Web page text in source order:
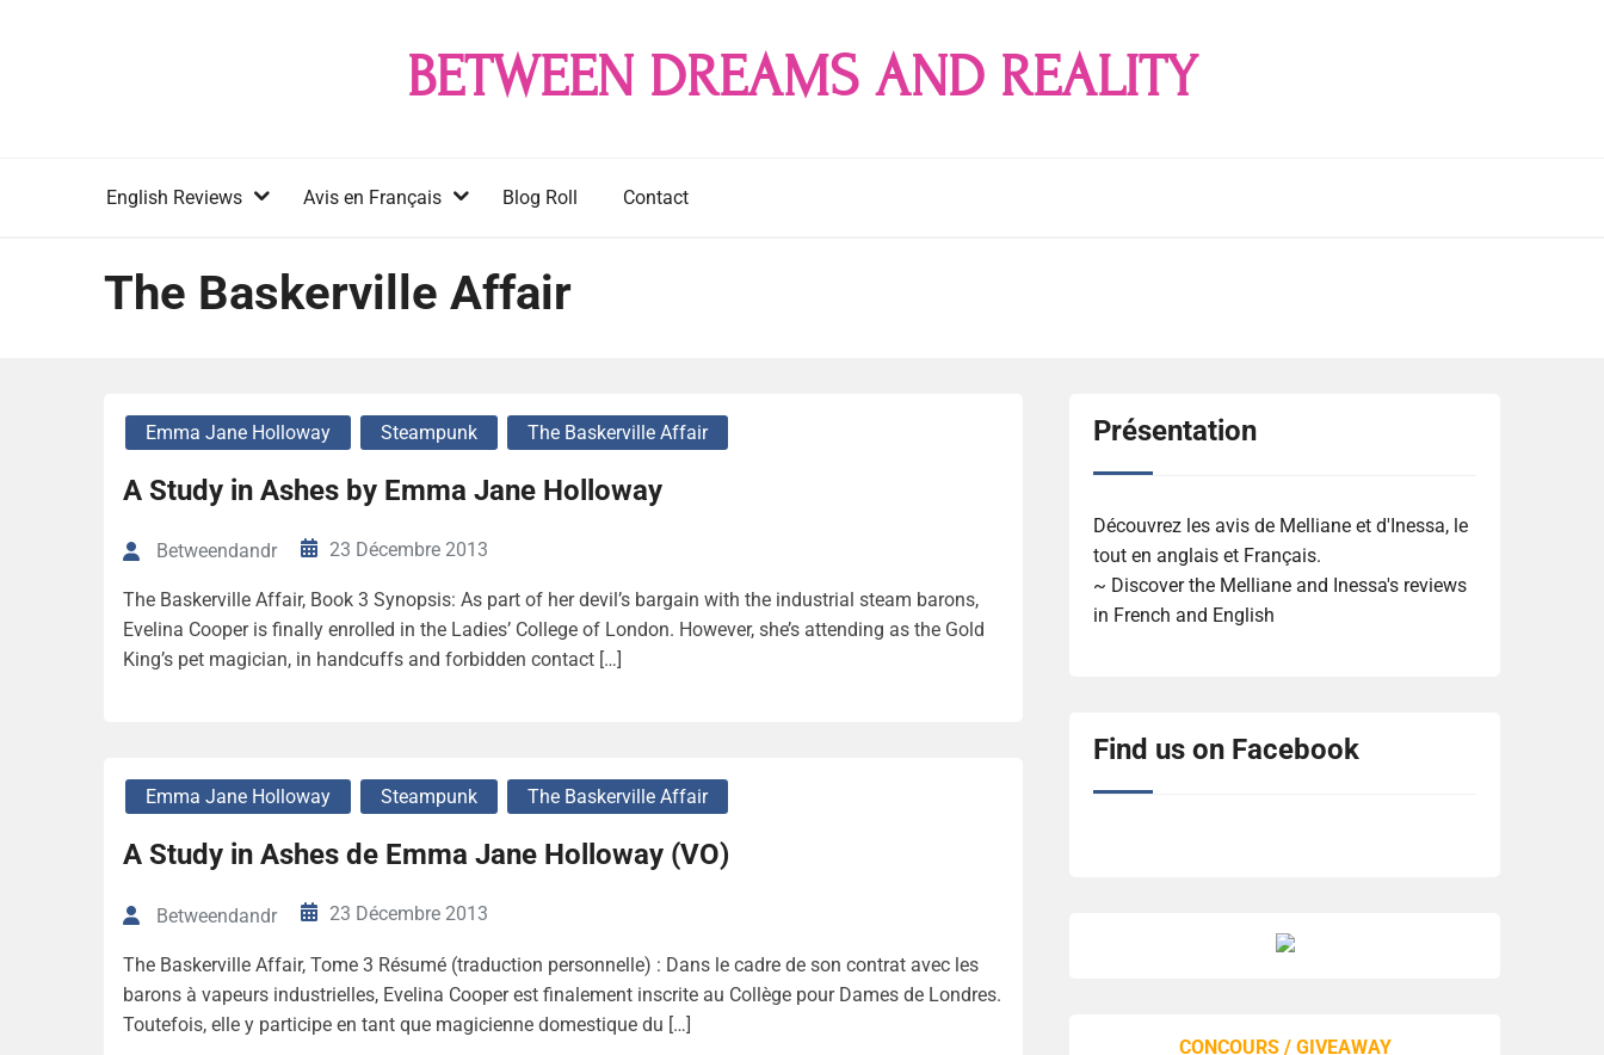
BETWEEN DREAMS AND REALITY
English Reviews Avis en Français Blog Roll Contact
The Baskerville Affair
Emma Jane Holloway Steampunk The Baskerville Affair
A Study in Ashes by Emma Jane Holloway
Betweendandr 23 Décembre 2013
The Baskerville Affair, Book 3 Synopsis: As part of her devil’s bargain with the industrial steam barons,
Evelina Cooper is finally enrolled in the Ladies’ College of London. However, she’s attending as the Gold
King’s pet magician, in handcuffs and forbidden contact […]
Emma Jane Holloway Steampunk The Baskerville Affair
A Study in Ashes de Emma Jane Holloway (VO)
Betweendandr 23 Décembre 2013
The Baskerville Affair, Tome 3 Résumé (traduction personnelle) : Dans le cadre de son contrat avec les
barons à vapeurs industrielles, Evelina Cooper est finalement inscrite au Collège pour Dames de Londres.
Toutefois, elle y participe en tant que magicienne domestique du […]
Présentation
Découvrez les avis de Melliane et d'Inessa, le
tout en anglais et Français.
~ Discover the Melliane and Inessa's reviews
in French and English
Find us on Facebook
CONCOURS / GIVEAWAY